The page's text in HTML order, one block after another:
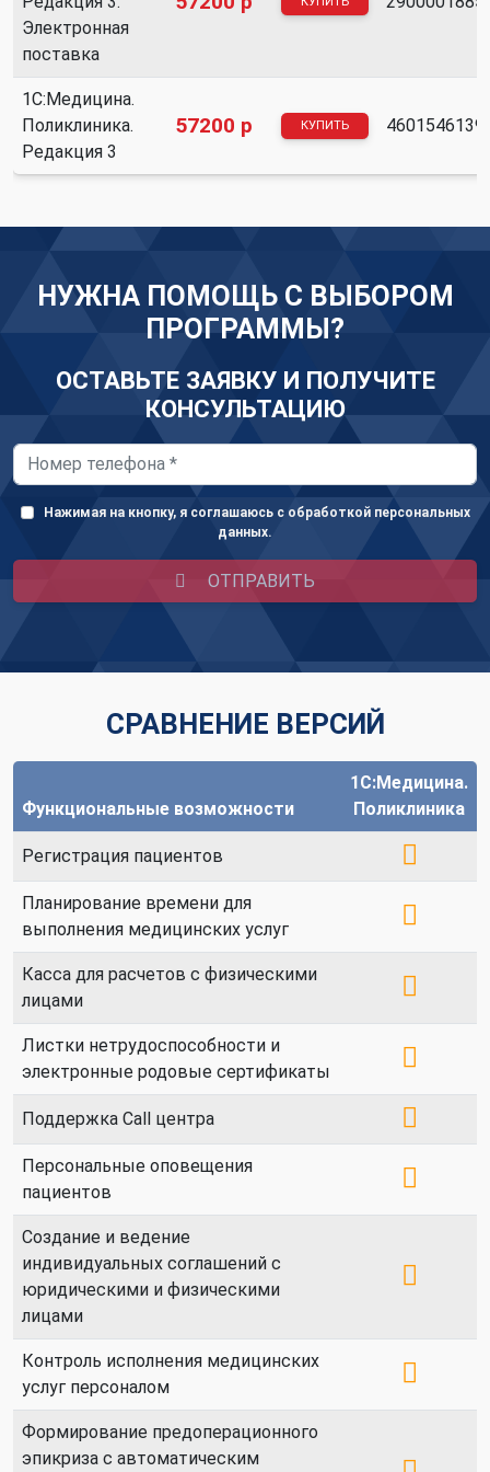
О
НАС
О
нас
Вебинары
Контакты
помощник
1С
Электронная
поставка
1С:Медицина.
Поликлиника.
Редакция 3
57200 р КУПИТЬ
НУЖНА ПОМОЩЬ С ВЫБОРОМ
ПРОГРАММЫ?
ОСТАВЬТЕ ЗАЯВКУ И ПОЛУЧИТЕ
КОНСУЛЬТАЦИЮ
Нажимая на кнопку, я соглашаюсь с обработкой персональных
данных.
ОТПРАВИТЬ
СРАВНЕНИЕ ВЕРСИЙ
Функциональные возможности
1С:Медицина.
Поликлиника
Регистрация пациентов
Планирование времени для
выполнения медицинских услуг
Касса для расчетов с физическими
лицами
Листки нетрудоспособности и
электронные родовые сертификаты
Поддержка Call центра
Персональные оповещения
пациентов
Создание и ведение
индивидуальных соглашений с
юридическими и физическими
лицами
Контроль исполнения медицинских
услуг персоналом
Формирование предоперационного
эпикриза с автоматическим